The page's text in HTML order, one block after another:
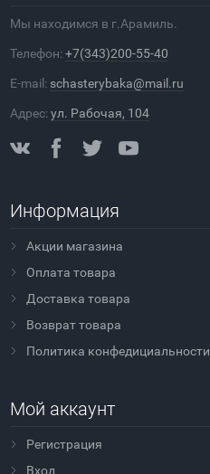
Мы находимся в г.Арамиль.
Телефон:+7(343)200-55-40
E-mail: schasterybaka@mail.ru
Адрес:ул. Рабочая, 104
Информация
Акции магазина
Оплата товара
Доставка товара
Возврат товара
Политика конфедициальности
Мой аккаунт
Регистрация
Вход